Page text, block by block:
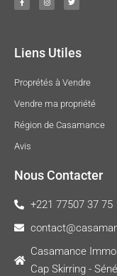
Liens Utiles
Proprétés à Vendre
Vendre ma propriété
Région de Casamance
Avis
Nous Contacter
+221 77507 37 75
Casamance
Cap Skirring -